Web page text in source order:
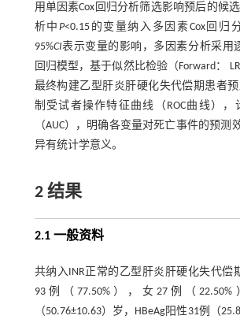
用单因素Cox回归分析筛选影响预后的候
析中 P<0.15的变量纳入多因素Cox回归
95%CI表示变量的影响，多因素分析采用
回归模型，基于似然比检验（Forward：
最终构建乙型肝炎肝硬化失代偿期患者
制受试者操作特征曲线（ROC曲线），
（AUC），明确各变量对死亡事件的预测
异有统计学意义。
2 结果
2.1 一般资料
共纳入INR正常的乙型肝炎肝硬化失代偿
93例（77.50%），女27例（
（50.76±10.63）岁，HBeAg阳性31例（